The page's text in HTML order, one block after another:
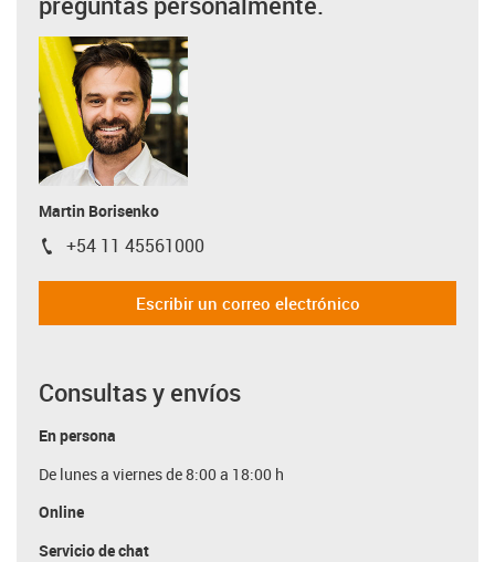
Martin Borisenko
igus-icon-phone
+54 11 45561000
Escribir un correo electrónico
Consultas y envíos
En persona
De lunes a viernes de 8:00 a 18:00 h
Online
Servicio de chat